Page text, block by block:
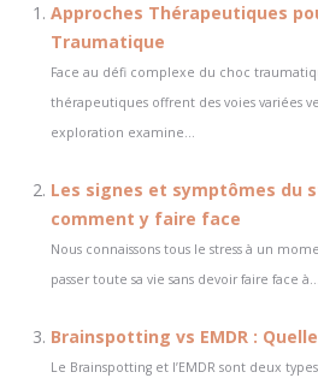
Approches Thérapeutiques
Traumatique
Face au défi complexe du choc
thérapeutiques offrent des voies variées
exploration examine...
Les signes et symptômes du
comment y faire face
Nous connaissons tous le stress à un
passer toute sa vie sans devoir faire face à...
Brainspotting vs EMDR :
Le Brainspotting et l’EMDR sont deux